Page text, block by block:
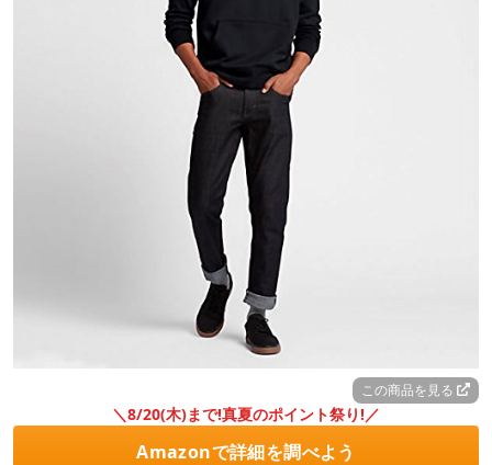
この商品を見る
＼8/20(木)まで!真夏のポイント祭り!／
Amazonで詳細を調べよう